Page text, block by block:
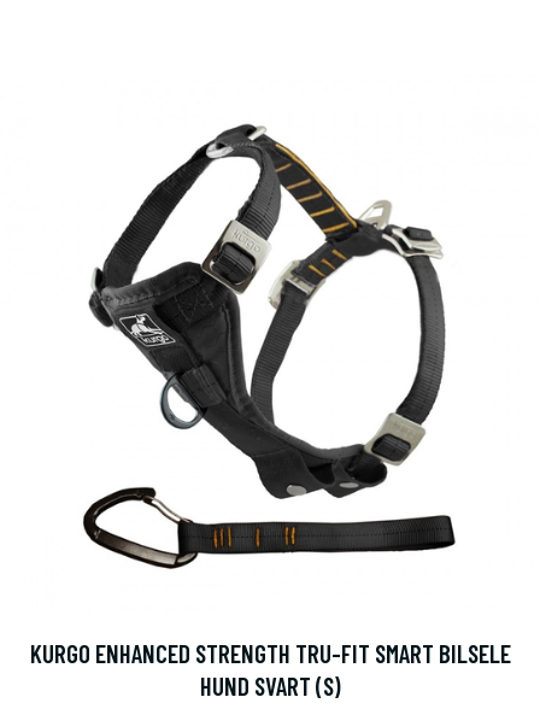
KURGO ENHANCED STRENGTH TRU-FIT SMART BILSELE
HUND SVART (S)